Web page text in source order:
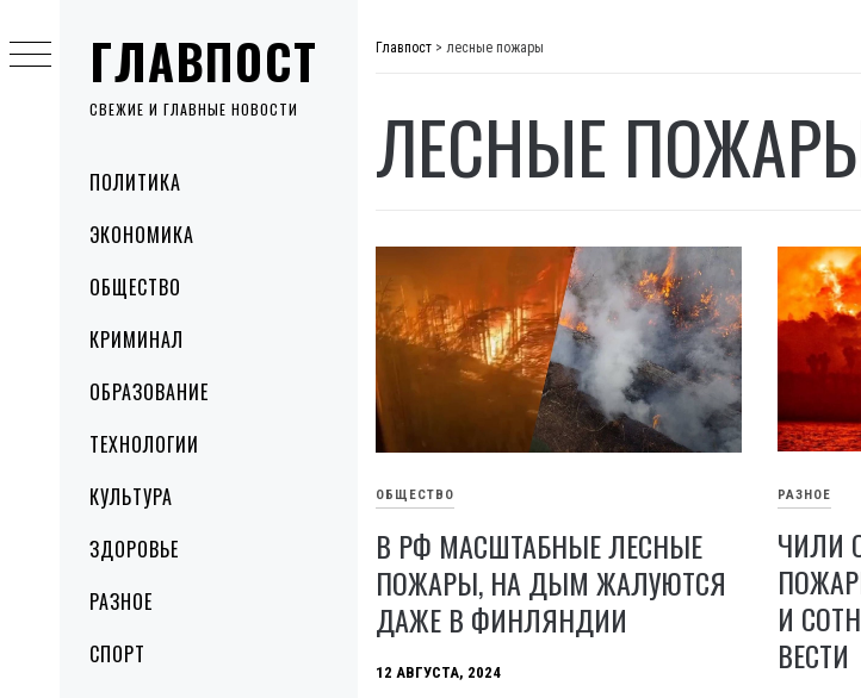
ГЛАВПОСТ
СВЕЖИЕ И ГЛАВНЫЕ НОВОСТИ
MenuПОЛИТИКА
ЭКОНОМИКА
ОБЩЕСТВО
КРИМИНАЛ
ОБРАЗОВАНИЕ
ТЕХНОЛОГИИ
КУЛЬТУРА
ЗДОРОВЬЕ
РАЗНОЕ
СПОРТ
to
content
Главпост > лесные пожары
ЛЕСНЫЕ
ОБЩЕСТВО
В РФ МАСШТАБНЫЕ ЛЕСНЫЕ
ПОЖАРЫ, НА ДЫМ ЖАЛУЮТСЯ
ДАЖЕ В ФИНЛЯНДИИ
12 АВГУСТА, 2024
РАЗНОЕ
ЧИЛИ
И
ВЕСТИ